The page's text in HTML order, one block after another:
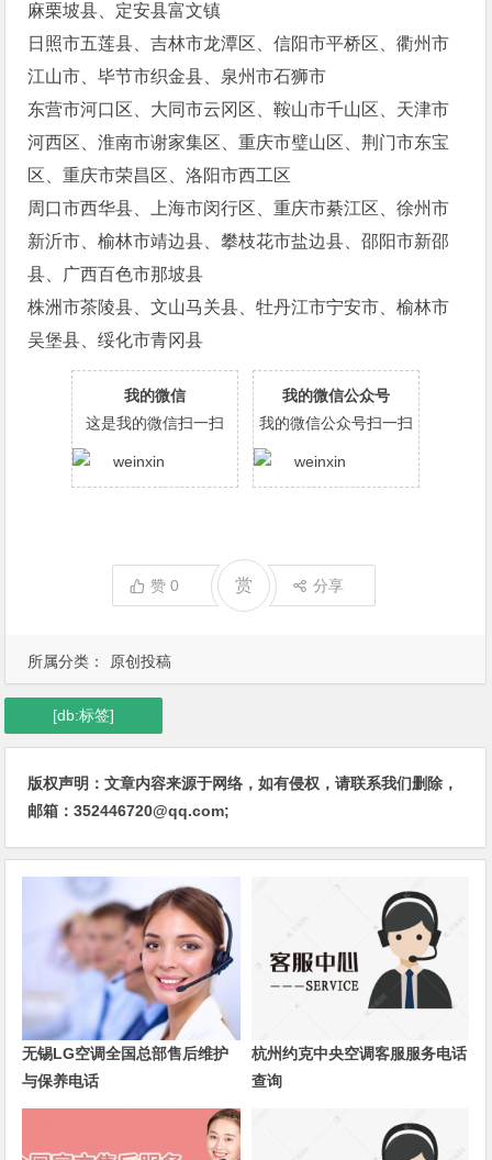
所属分类： 原创投稿
麻栗坡县、定安县富文镇
日照市五莲县、吉林市龙潭区、信阳市平桥区、衢州市
江山市、毕节市织金县、泉州市石狮市
东营市河口区、大同市云冈区、鞍山市千山区、天津市
河西区、淮南市谢家集区、重庆市璧山区、荆门市东宝
区、重庆市荣昌区、洛阳市西工区
周口市西华县、上海市闵行区、重庆市綦江区、徐州市
新沂市、榆林市靖边县、攀枝花市盐边县、邵阳市新邵
县、广西百色市那坡县
株洲市茶陵县、文山马关县、牡丹江市宁安市、榆林市
吴堡县、绥化市青冈县
我的微信
这是我的微信扫一扫
我的微信公众号
我的微信公众号扫一扫
赞0 赏 分享
[db:标签]
版权声明：文章内容来源于网络，如有侵权，请联系我们删除，
邮箱：352446720@qq.com;
无锡LG空调全国总部售后维护
与保养电话
杭州约克中央空调客服服务电话
查询